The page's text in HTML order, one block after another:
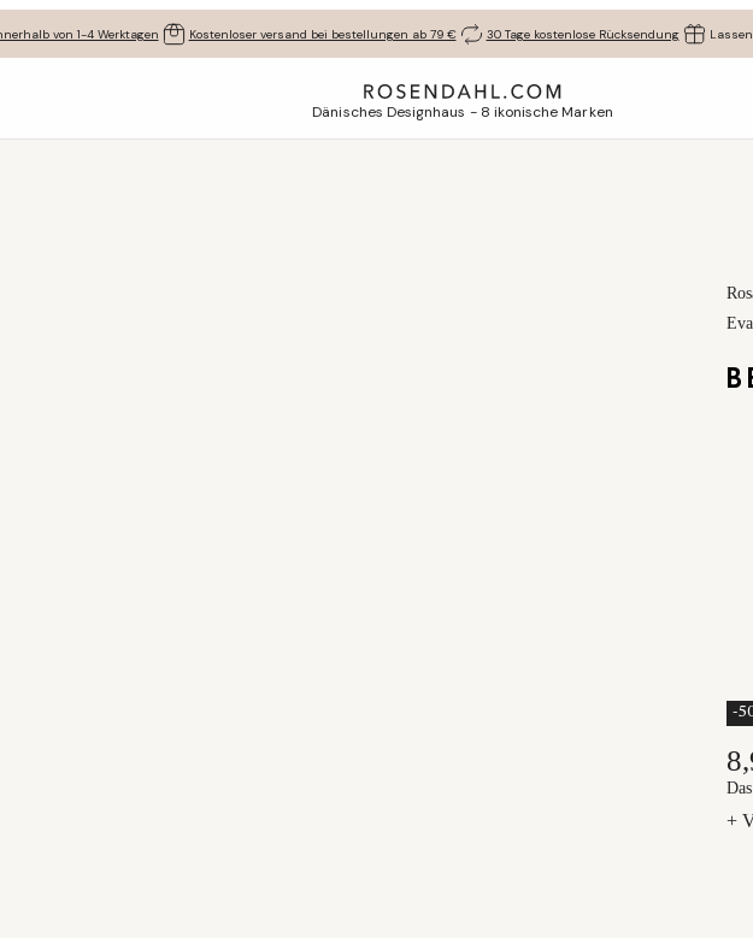
von 1-4 Werktagen Kostenloser versand bei bestellungen ab 79 € 30 Tage kostenlose Rücksendung
Dänisches Designhaus - 8 ikonische Marken
Eva
-
+